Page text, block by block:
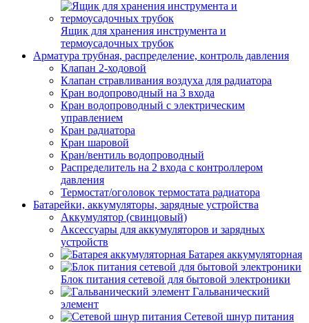
Ящик для хранения инструмента и
термоусадочных трубок
Арматура трубная, распределение, контроль давления
Клапан 2-ходовой
Клапан стравливания воздуха для радиатора
Кран водопроводный на 3 входа
Кран водопроводный с электрическим
управлением
Кран радиатора
Кран шаровой
Кран/вентиль водопроводный
Распределитель на 2 входа с контроллером
давления
Термостат/оголовок термостата радиатора
Батарейки, аккумуляторы, зарядные устройства
Аккумулятор (свинцовый)
Аксессуары для аккумуляторов и зарядных
устройств
Батарея аккумуляторная
Блок питания сетевой для бытовой электроники
Гальванический
элемент
Сетевой шнур питания